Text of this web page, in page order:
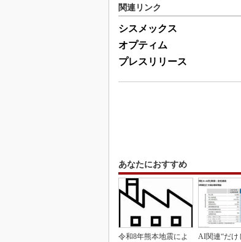
関連リンク
シスメックス
オプティム
プレスリリース
あなたにおすすめ
令和8年熊本地震によ
AI関連“だけ